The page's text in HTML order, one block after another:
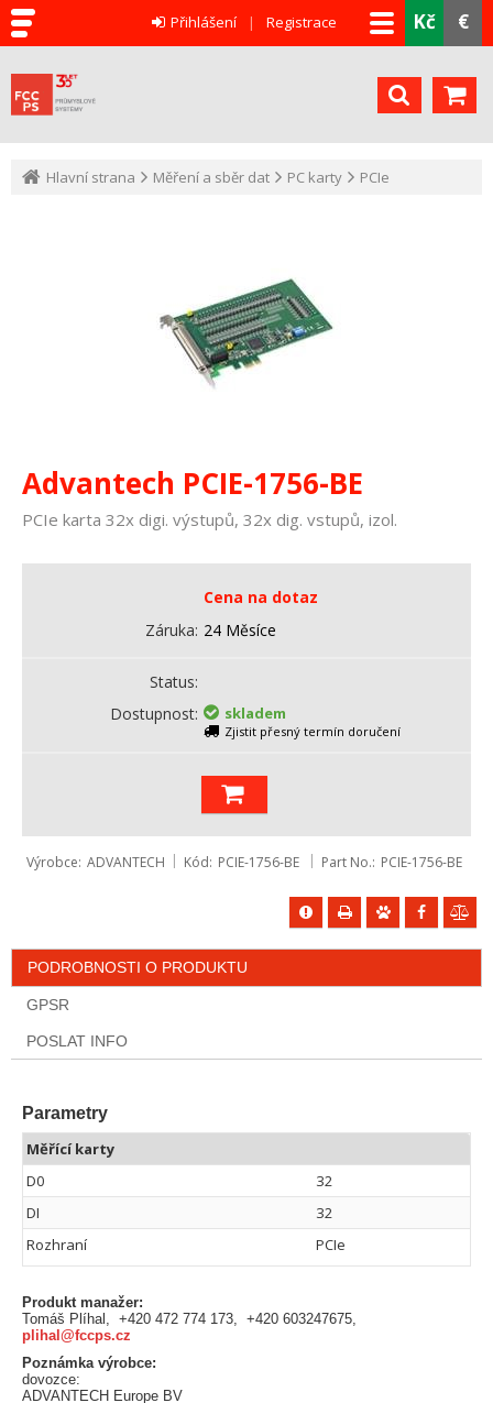
Kč €
Přihlášení Registrace
Hlavní strana Měření a sběr dat PC karty PCIe
Advantech PCIE-1756-BE
PCIe karta 32x digi. výstupů, 32x dig. vstupů, izol.
Cena na dotaz
Záruka 24 Měsíce
Status
Dostupnost
skladem
Zjistit přesný termín doručení
Výrobce ADVANTECH Kód PCIE-1756-BE Part No. PCIE-1756-BE
PODROBNOSTI O PRODUKTU
GPSR
POSLAT INFO
Parametry
Měřící karty
D0
32
DI
32
Rozhraní
PCIe
Produkt manažer:
Tomáš Plíhal, +420 472 774 173, +420 603247675,
plihal@fccps.cz
Poznámka výrobce:
dovozce:
ADVANTECH Europe BV